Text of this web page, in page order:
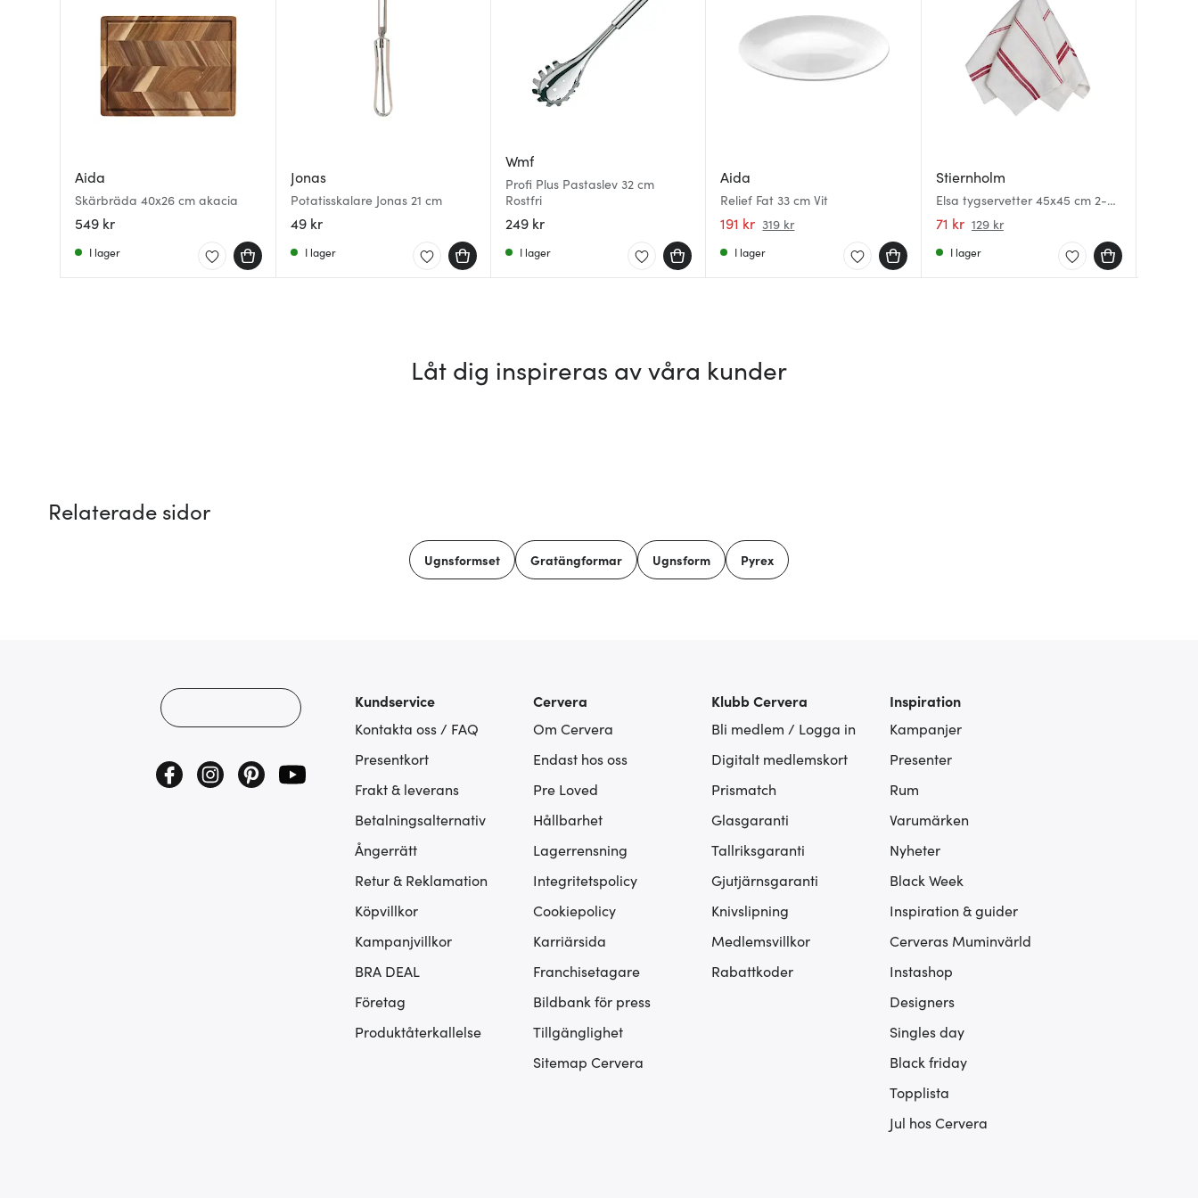
Aida
Skärbräda 40x26 cm akacia
549 kr
I lager
Jonas
Potatisskalare Jonas 21 cm
49 kr
I lager
Wmf
Profi Plus Pastaslev 32 cm
Rostfri
249 kr
I lager
Aida
Relief Fat 33 cm Vit
191 kr 319 kr
I lager
Stiernholm
Elsa tygservetter 45x45 cm 2-
pack natur/röd
71 kr 129 kr
I lager
Låt dig inspireras av våra kunder
Relaterade sidor
Ugnsformset Gratängformar Ugnsform Pyrex
Kundservice
Kontakta oss / FAQ
Presentkort
Frakt & leverans
Betalningsalternativ
Ångerrätt
Retur & Reklamation
Köpvillkor
Kampanjvillkor
BRA DEAL
Företag
Produktåterkallelse
Cervera
Om Cervera
Endast hos oss
Pre Loved
Hållbarhet
Lagerrensning
Integritetspolicy
Cookiepolicy
Karriärsida
Franchisetagare
Bildbank för press
Tillgänglighet
Sitemap Cervera
Klubb Cervera
Bli medlem / Logga in
Digitalt medlemskort
Prismatch
Glasgaranti
Tallriksgaranti
Gjutjärnsgaranti
Knivslipning
Medlemsvillkor
Rabattkoder
Inspiration
Kampanjer
Presenter
Rum
Varumärken
Nyheter
Black Week
Inspiration & guider
Cerveras Muminvärld
Instashop
Designers
Singles day
Black friday
Topplista
Jul hos Cervera